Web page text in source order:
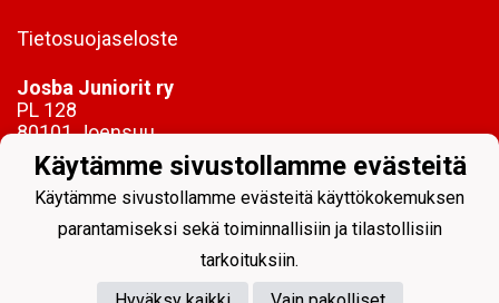
Tietosuojaseloste
Josba Juniorit ry
PL 128
80101 Joensuu
toimisto@josbajuniorit.fi
Käytämme sivustollamme evästeitä
Käytämme sivustollamme evästeitä käyttökokemuksen
parantamiseksi sekä toiminnallisiin ja tilastollisiin
tarkoituksiin.